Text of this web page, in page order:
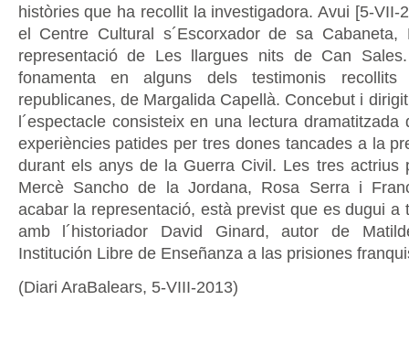
històries que ha recollit la investigadora. Avui [5-VII-
el Centre Cultural s´Escorxador de sa Cabaneta,
representació de Les llargues nits de Can
fonamenta en alguns dels testimonis
republicanes, de Margalida Capellà. Concebut i
l´espectacle consisteix en una lectura
experiències patides per tres dones tancades a la
durant els anys de la Guerra Civil. Les tres actrius
Mercè Sancho de la Jordana, Rosa Serra i
acabar la representació, està previst que es dugui a
amb l´historiador David Ginard, autor de
Institución Libre de Enseñanza a las prisiones
(Diari AraBalears, 5-VIII-2013)